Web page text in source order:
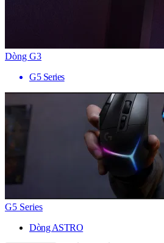
Dòng G3
G5 Series
G5 Series
Dòng ASTRO